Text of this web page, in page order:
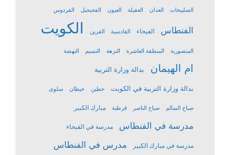
الصليبخات العدان العقيلة العيون الفحيحيل الفردوس
الفنطاس الفيحاء القادسية القرين الكويت
المنصورية المنطقة العاشرة النزهة النسيم النهضة
ام الهيمان بدالة وزارة التربية
بدالة وزارة التربية في الكويت حطين خيطان سلوى
صباح السالم صباح الناصر قرطبة مبارك الكبير
مدرسة في الفنطاس مدرسة في الفيحاء
مدرسة في مبارك الكبير مدرس في الفنطاس